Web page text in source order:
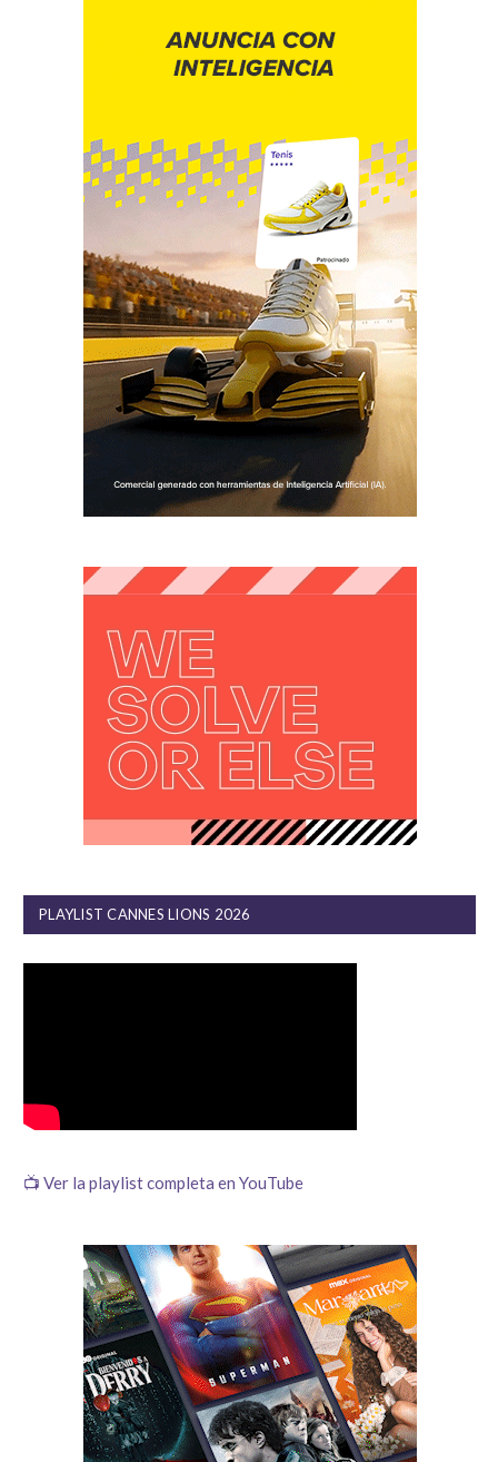
PLAYLIST CANNES LIONS 2026
📺 Ver la playlist completa en YouTube